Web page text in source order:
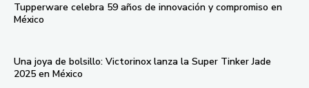
Tupperware celebra 59 años de innovación y compromiso en
México
Una joya de bolsillo: Victorinox lanza la Super Tinker Jade
2025 en México